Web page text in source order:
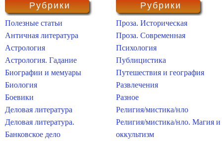
Рубрики
Полезные статьи
Античная литература
Астрология
Астрология. Гадание
Биографии и мемуары
Биология
Боевики
Деловая литература
Деловая литература.
Банковское дело
Рубрики
Проза. Историческая
Проза. Современная
Психология
Публицистика
Путешествия и география
Развлечения
Разное
Религия/мистика/нло
Религия/мистика/нло. Магия и
оккультизм